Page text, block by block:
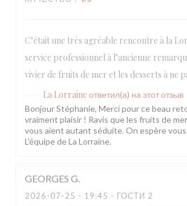
C’était une très agréable rencontre à la
service professionnel à l’ancienne
vivier de fruits de mer et les desserts à ne
La Lorraine ответил(а) на этот отзыв
Bonjour Stéphanie, Merci pour ce beau
vraiment plaisir ! Ravis que les fruits de
vous aient autant séduite. On espère
L'équipe de La Lorraine.
GEORGES G
2026-07-25 - 19:45 - ГОСТИ 2